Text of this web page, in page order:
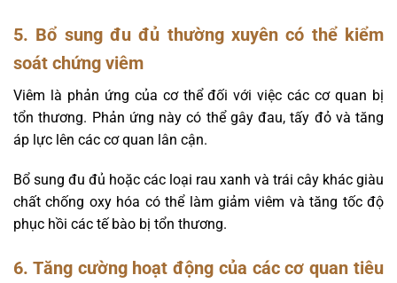
5. Bổ sung đu đủ thường xuyên có thể kiểm
soát chứng viêm
Viêm là phản ứng của cơ thể đối với việc các cơ quan bị
tổn thương. Phản ứng này có thể gây đau, tấy đỏ và tăng
áp lực lên các cơ quan lân cận.
Bổ sung đu đủ hoặc các loại rau xanh và trái cây khác giàu
chất chống oxy hóa có thể làm giảm viêm và tăng tốc độ
phục hồi các tế bào bị tổn thương.
6. Tăng cường hoạt động của các cơ quan tiêu